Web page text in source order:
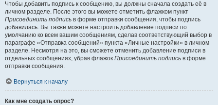
Чтобы добавить подпись к сообщению, вы должны сначала создать её в
личном разделе. После этого вы можете отметить флажком пункт
Присоединить подпись в форме отправки сообщения, чтобы подпись
добавилась. Вы также можете настроить добавление подписи по
умолчанию ко всем вашим сообщениям, сделав соответствующий выбор в
параграфе «Отправка сообщений» пункта «Личные настройки» в личном
разделе. Несмотря на это, вы сможете отменить добавление подписи в
отдельных сообщениях, убрав флажок Присоединить подпись в форме
отправки сообщения.
Вернуться к началу
Как мне создать опрос?